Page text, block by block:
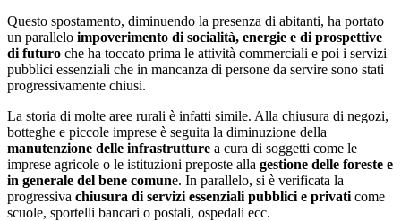
Questo spostamento, diminuendo la presenza di abitanti, ha portato
un parallelo impoverimento di socialità, energie e di prospettive
di futuro che ha toccato prima le attività commerciali e poi i servizi
pubblici essenziali che in mancanza di persone da servire sono stati
progressivamente chiusi.
La storia di molte aree rurali è infatti simile. Alla chiusura di negozi,
botteghe e piccole imprese è seguita la diminuzione della
manutenzione delle infrastrutture a cura di soggetti come le
imprese agricole o le istituzioni preposte alla gestione delle foreste e
in generale del bene comune. In parallelo, si è verificata la
progressiva chiusura di servizi essenziali pubblici e privati come
scuole, sportelli bancari o postali, ospedali ecc.